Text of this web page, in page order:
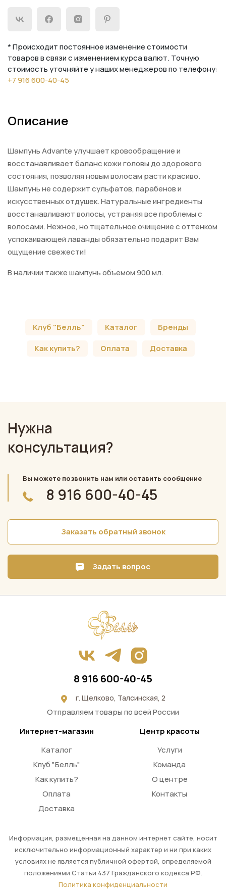
* Происходит постоянное изменение стоимости
товаров в связи с изменением курса валют. Точную
стоимость уточняйте у наших менеджеров по телефону:
+7 916 600-40-45
Описание
Шампунь Advante улучшает кровообращение и
восстанавливает баланс кожи головы до здорового
состояния, позволяя новым волосам расти красиво.
Шампунь не содержит сульфатов, парабенов и
искусственных отдушек. Натуральные ингредиенты
восстанавливают волосы, устраняя все проблемы с
волосами. Нежное, но тщательное очищение с оттенком
успокаивающей лаванды обязательно подарит Вам
ощущение свежести!
В наличии также шампунь объемом 900 мл.
Клуб "Белль" Каталог
Бренды
Как купить?
Оплата Доставка
Нужна
консультация?
Вы можете позвонить нам или оставить сообщение
8 916 600-40-45
Заказать обратный звонок
Задать вопрос
Центр красоты
Услуги
Команда
О центре
Контакты
Интернет-магазин
Каталог
Клуб "Белль"
Как купить?
Оплата
Доставка
8 916 600-40-45
г. Щелково, Талсинская, 2
Отправляем товары по всей России
Информация, размещенная на данном интернет сайте, носит
исключительно информационный характер и ни при каких
условиях не является публичной офертой, определяемой
положениями Статьи 437 Гражданского кодекса РФ.
Политика конфиденциальности